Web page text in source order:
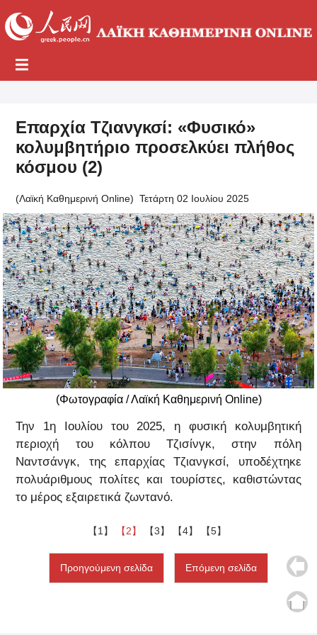
Επαρχία Τζιανγκσί: «Φυσικό»
κολυμβητήριο προσελκύει πλήθος
κόσμου (2)
(Λαϊκή Καθημερινή Online) Τετάρτη 02 Ιουλίου 2025
(Φωτογραφία / Λαϊκή Καθημερινή Online)
Την 1η Ιουλίου του 2025, η φυσική κολυμβητική
περιοχή του κόλπου Τζισίνγκ, στην πόλη
Ναντσάνγκ, της επαρχίας Τζιανγκσί, υποδέχτηκε
πολυάριθμους πολίτες και τουρίστες, καθιστώντας
το μέρος εξαιρετικά ζωντανό.
【1】 【2】 【3】 【4】 【5】
Προηγούμενη σελίδα Επόμενη σελίδα